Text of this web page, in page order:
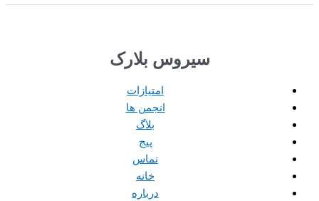
سیروس بلارک
امتیازات
انجمن ها
بلاگ
پیج
تماس
خانه
درباره